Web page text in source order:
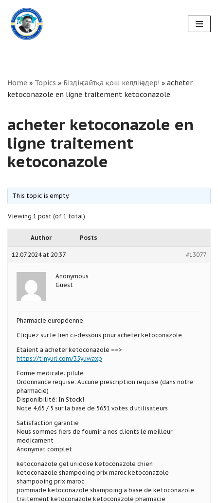
Skip
to
Home » Topics » Біздің сайтқа қош келдіңіздер! » acheter
ketoconazole en ligne traitement ketoconazole
acheter ketoconazole en
ligne traitement
ketoconazole
This topic is empty.
Viewing 1 post (of 1 total)
Author Posts
12.07.2024 at 20:37 #13077
Anonymous
Guest
Pharmacie européenne
Cliquez sur le lien ci-dessous pour acheter ketoconazole
Etaient a acheter ketoconazole ==>
https://tinyurl.com/35yuwaxp
Forme medicale: pilule
Ordonnance requise: Aucune prescription requise (dans notre
pharmacie)
Disponibilité: In Stock!
Note 4,65 / 5 sur la base de 5651 votes d’utilisateurs
Satisfaction garantie
Nous sommes fiers de fournir a nos clients le meilleur
medicament
Anonymat complet
ketoconazole gel unidose ketoconazole chien
ketoconazole shampooing prix maroc ketoconazole
shampooing prix maroc
pommade ketoconazole shampoing a base de ketoconazole
traitement ketoconazole ketoconazole pharmacie